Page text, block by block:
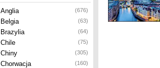
Anglia (676)
Belgia (63)
Brazylia (64)
Chile (75)
Chiny (305)
Chorwacja (160)